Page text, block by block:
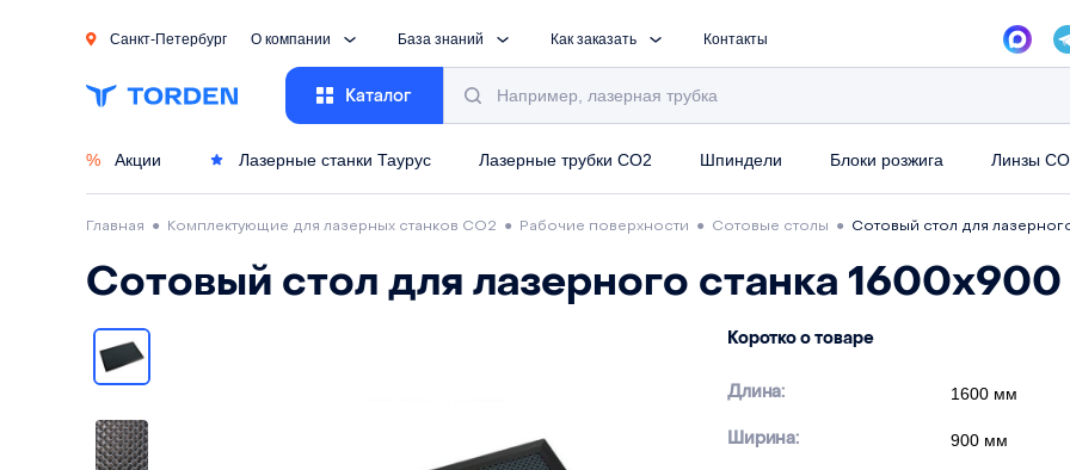
Санкт-Петербург О компании База знаний Как заказать Контакты
Каталог
% Акции Лазерные станки Таурус Лазерные трубки CO2 Шпиндели Блоки розжига Линзы
Главная ● Комплектующие для лазерных станков CO2 ● Рабочие поверхности ● Сотовые столы ● Сотовый стол для
Сотовый стол для лазерного станка
Коротко о товаре
Длина: 1600 мм
Ширина: 900 мм